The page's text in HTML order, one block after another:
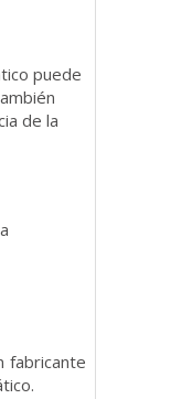
puede
de la
fabricante